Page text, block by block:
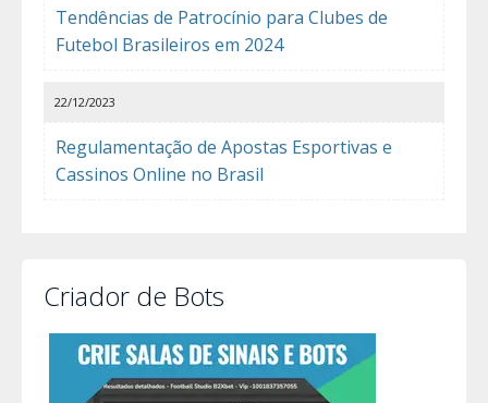
Tendências de Patrocínio para Clubes de
Futebol Brasileiros em 2024
Regulamentação de Apostas Esportivas e
Cassinos Online no Brasil
22/12/2023
Criador de Bots